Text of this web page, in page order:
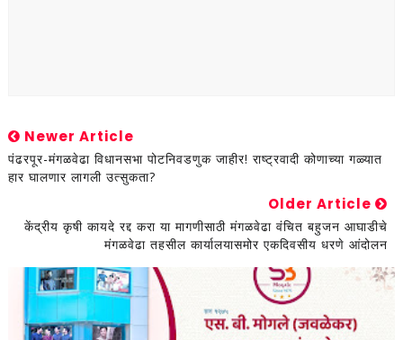
Newer Article
पंढरपूर-मंगळवेढा विधानसभा पोटनिवडणुक जाहीर! राष्ट्रवादी कोणाच्या गळ्यात
हार घालणार लागली उत्सुकता?
Older Article
केंद्रीय कृषी कायदे रद्द करा या मागणीसाठी मंगळवेढा वंचित बहुजन आघाडीचे
मंगळवेढा तहसील कार्यालयासमोर एकदिवसीय धरणे आंदोलन